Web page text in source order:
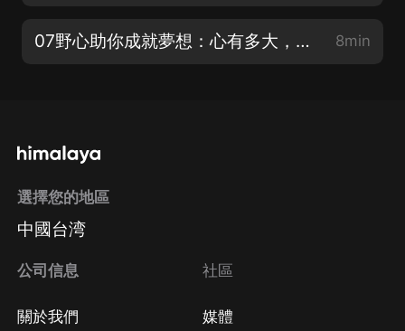
07野心助你成就夢想：心有多大，舞臺就有多大 8min
選擇您的地區
中國台湾
公司信息
關於我們
社區
媒體